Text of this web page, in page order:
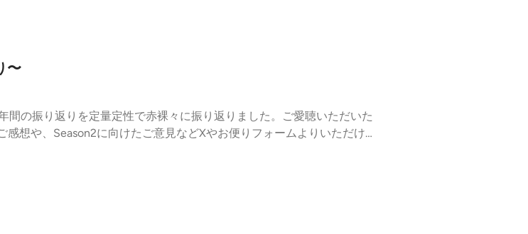
〜
間の振り返りを定量定性で赤裸々に振り返りました。ご愛聴いただいた
るスタートアップ会計の畠山謙人が、起業家からの税務会計ファイナン
営の土台づくりを支援する番組です。